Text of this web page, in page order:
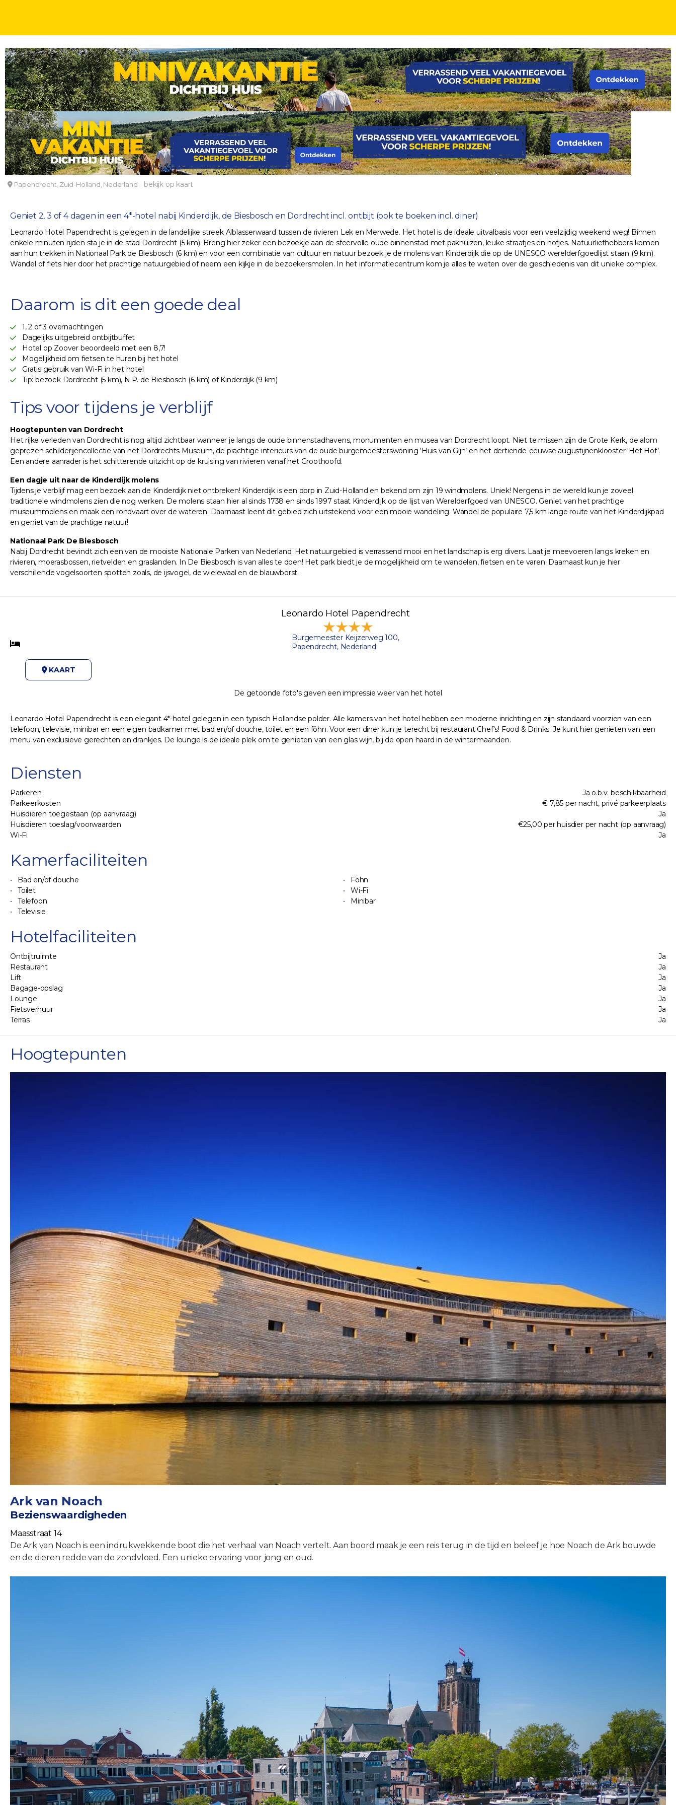
NATUUR DAGEN
4*-hotel bij Kinderdijk en de Biesbosch incl. ontbijt
Leonardo Hotel Papendrecht
Papendrecht, Zuid-Holland, Nederland bekijk op kaart
Geniet 2, 3 of 4 dagen in een 4*-hotel nabij Kinderdijk, de Biesbosch en Dordrecht incl. ontbijt (ook te boeken incl. diner)
Leonardo Hotel Papendrecht is gelegen in de landelijke streek Alblasserwaard tussen de rivieren Lek en Merwede. Het hotel is de ideale uitvalbasis voor een veelzijdig weekend weg! Binnen
enkele minuten rijden sta je in de stad Dordrecht (5 km). Breng hier zeker een bezoekje aan de sfeervolle oude binnenstad met pakhuizen, leuke straatjes en hofjes. Natuurliefhebbers komen
aan hun trekken in Nationaal Park de Biesbosch (6 km) en voor een combinatie van cultuur en natuur bezoek je de molens van Kinderdijk die op de UNESCO werelderfgoedlijst staan (9 km).
Wandel of fiets hier door het prachtige natuurgebied of neem een kijkje in de bezoekersmolen. In het informatiecentrum kom je alles te weten over de geschiedenis van dit unieke complex.
Daarom is dit een goede deal
1, 2 of 3 overnachtingen
Dagelijks uitgebreid ontbijtbuffet
Hotel op Zoover beoordeeld met een 8,7!
Mogelijkheid om fietsen te huren bij het hotel
Gratis gebruik van Wi-Fi in het hotel
Tip: bezoek Dordrecht (5 km), N.P. de Biesbosch (6 km) of Kinderdijk (9 km)
Tips voor tijdens je verblijf
Hoogtepunten van Dordrecht
Het rijke verleden van Dordrecht is nog altijd zichtbaar wanneer je langs de oude binnenstadhavens, monumenten en musea van Dordrecht loopt. Niet te missen zijn de Grote Kerk, de alom
geprezen schilderijencollectie van het Dordrechts Museum, de prachtige interieurs van de oude burgemeesterswoning ‘Huis van Gijn’ en het dertiende-eeuwse augustijnenklooster ‘Het Hof’.
Een andere aanrader is het schitterende uitzicht op de kruising van rivieren vanaf het Groothoofd.
Een dagje uit naar de Kinderdijk molens
Tijdens je verblijf mag een bezoek aan de Kinderdijk niet ontbreken! Kinderdijk is een dorp in Zuid-Holland en bekend om zijn 19 windmolens. Uniek! Nergens in de wereld kun je zoveel
traditionele windmolens zien die nog werken. De molens staan hier al sinds 1738 en sinds 1997 staat Kinderdijk op de lijst van Werelderfgoed van UNESCO. Geniet van het prachtige
museummolens en maak een rondvaart over de wateren. Daarnaast leent dit gebied zich uitstekend voor een mooie wandeling. Wandel de populaire 7,5 km lange route van het Kinderdijkpad
en geniet van de prachtige natuur!
Nationaal Park De Biesbosch
Nabij Dordrecht bevindt zich een van de mooiste Nationale Parken van Nederland. Het natuurgebied is verrassend mooi en het landschap is erg divers. Laat je meevoeren langs kreken en
rivieren, moerasbossen, rietvelden en graslanden. In De Biesbosch is van alles te doen! Het park biedt je de mogelijkheid om te wandelen, fietsen en te varen. Daarnaast kun je hier
verschillende vogelsoorten spotten zoals, de ijsvogel, de wielewaal en de blauwborst.
Leonardo Hotel Papendrecht
Burgemeester Keijzerweg 100,
Papendrecht, Nederland
KAART
De getoonde foto's geven een impressie weer van het hotel
Leonardo Hotel Papendrecht is een elegant 4*-hotel gelegen in een typisch Hollandse polder. Alle kamers van het hotel hebben een moderne inrichting en zijn standaard voorzien van een
telefoon, televisie, minibar en een eigen badkamer met bad en/of douche, toilet en een föhn. Voor een diner kun je terecht bij restaurant Chef's! Food & Drinks. Je kunt hier genieten van een
menu van exclusieve gerechten en drankjes. De lounge is de ideale plek om te genieten van een glas wijn, bij de open haard in de wintermaanden.
Diensten
Parkeren
Ja o.b.v. beschikbaarheid
Parkeerkosten
€ 7,85 per nacht, privé parkeerplaats
Huisdieren toegestaan (op aanvraag)
Ja
Huisdieren toeslag/voorwaarden
€25,00 per huisdier per nacht (op aanvraag)
Wi-Fi
Ja
Kamerfaciliteiten
Bad en/of douche
Föhn
Toilet
Wi-Fi
Telefoon
Minibar
Televisie
Hotelfaciliteiten
Ontbijtruimte
Ja
Restaurant
Ja
Lift
Ja
Bagage-opslag
Ja
Lounge
Ja
Fietsverhuur
Ja
Terras
Ja
Hoogtepunten
Ark van Noach
Bezienswaardigheden
Maasstraat 14
De Ark van Noach is een indrukwekkende boot die het verhaal van Noach vertelt. Aan boord maak je een reis terug in de tijd en beleef je hoe Noach de Ark bouwde
en de dieren redde van de zondvloed. Een unieke ervaring voor jong en oud.